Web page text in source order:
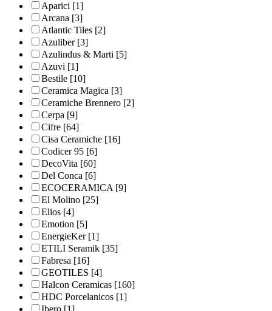
Aparici [1]
Arcana [3]
Atlantic Tiles [2]
Azuliber[3]
Azulindus & Marti [5]
Azuvi [1]
Bestile [10]
Ceramica Magica [3]
Ceramiche Brennero [2]
Cerpa [9]
Cifre [64]
Cisa Ceramiche [16]
Codicer 95 [6]
DecoVita [60]
Del Conca [6]
ECOCERAMICA[9]
El Molino [25]
Elios [4]
Emotion [5]
EnergieKer[1]
ETILI Seramik [35]
Fabresa [16]
GEOTILES [4]
Halcon Ceramicas [160]
HDC Porcelanicos [1]